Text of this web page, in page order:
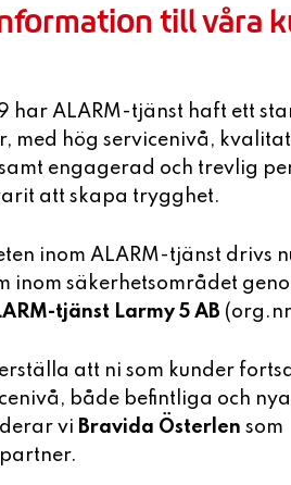
2G och
2G och
under
till våra
har ALARM-tjänst haft ett
med hög servicenivå,
engagerad och trevlig
att skapa trygghet.
inom ALARM-tjänst drivs
inom säkerhetsområdet
tjänst Larmy 5 AB
att ni som kunder
både befintliga och
vi Bravida Österlen som